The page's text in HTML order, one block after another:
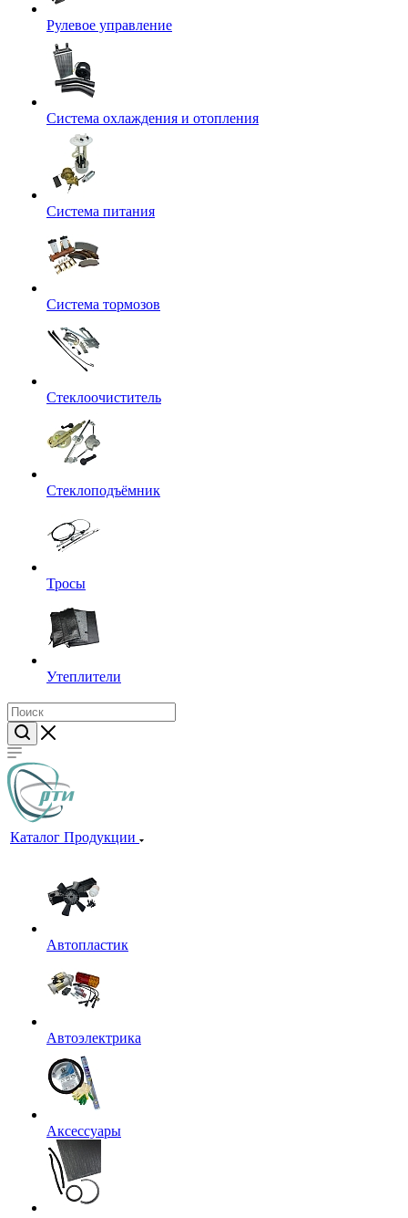
Рулевое управление
Система охлаждения и отопления
Система питания
Система тормозов
Стеклоочиститель
Стеклоподъёмник
Тросы
Утеплители
Каталог Продукции
Автопластик
Автоэлектрика
Аксессуары